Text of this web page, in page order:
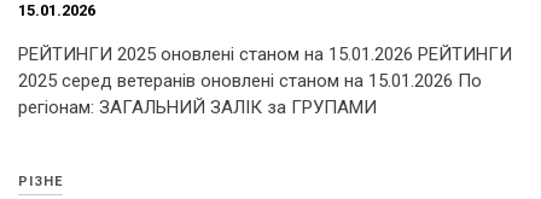
15.01.2026
РЕЙТИНГИ 2025 оновлені станом на 15.01.2026 РЕЙТИНГИ
2025 серед ветеранів оновлені станом на 15.01.2026 По
регіонам: ЗАГАЛЬНИЙ ЗАЛІК за ГРУПАМИ
РІЗНЕ